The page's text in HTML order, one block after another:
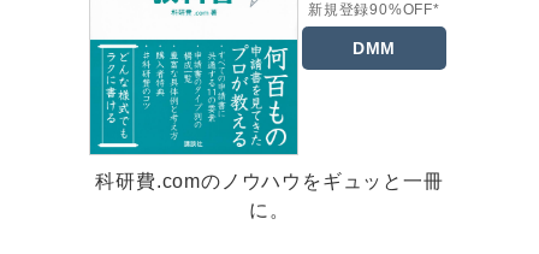
新規登録90%OFF*
DMM
科研費.comのノウハウをギュッと一冊
に。